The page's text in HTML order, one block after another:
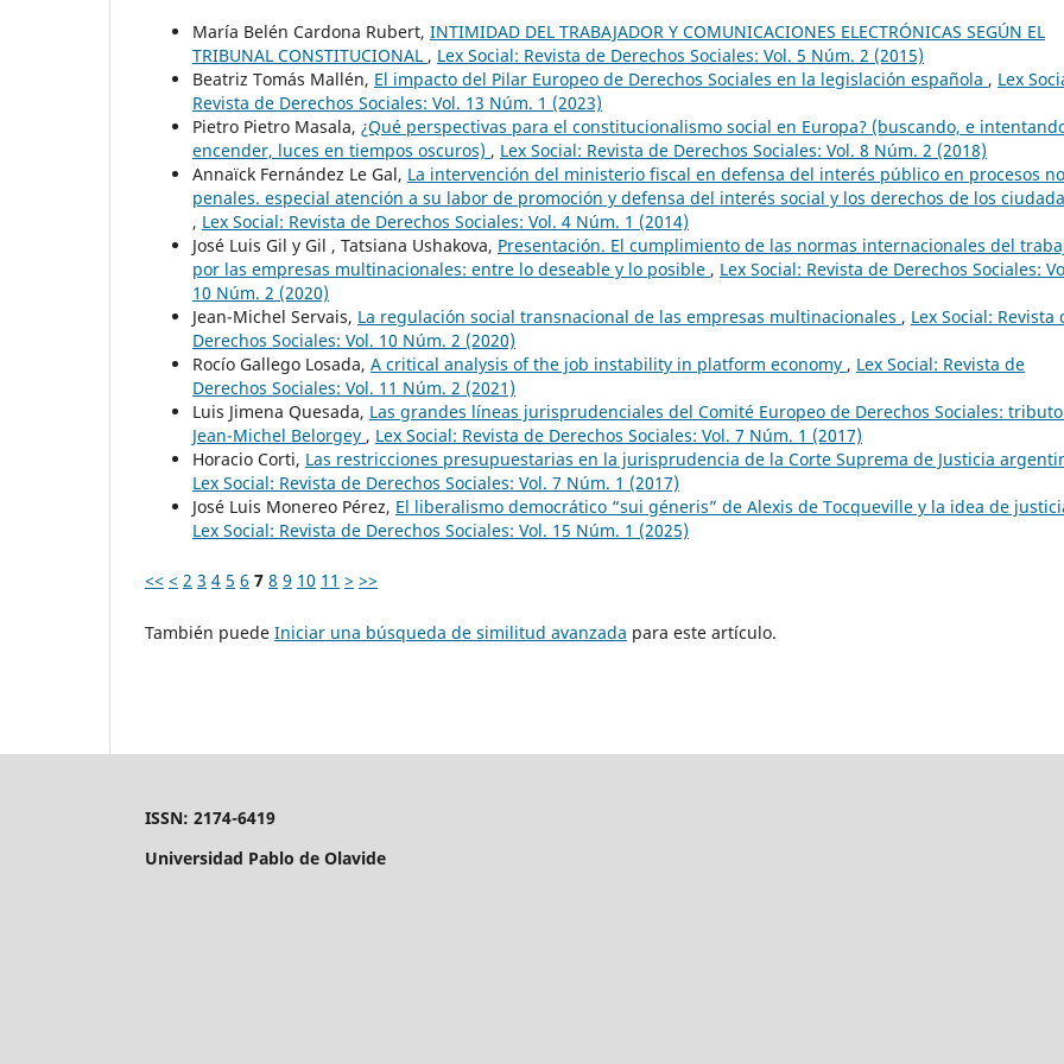
María Belén Cardona Rubert, INTIMIDAD DEL TRABAJADOR Y COMUNICACIONES ELECTRÓNICAS SEGÚN EL
TRIBUNAL CONSTITUCIONAL , Lex Social: Revista de Derechos Sociales: Vol. 5 Núm. 2 (2015)
Beatriz Tomás Mallén, El impacto del Pilar Europeo de Derechos Sociales en la legislación española , Lex
Revista de Derechos Sociales: Vol. 13 Núm. 1 (2023)
Pietro Pietro Masala, ¿Qué perspectivas para el constitucionalismo social en Europa? (buscando, e
encender, luces en tiempos oscuros) , Lex Social: Revista de Derechos Sociales: Vol. 8 Núm. 2 (2018)
Annaïck Fernández Le Gal, La intervención del ministerio fiscal en defensa del interés público en procesos no
penales. especial atención a su labor de promoción y defensa del interés social y los derechos de los
, Lex Social: Revista de Derechos Sociales: Vol. 4 Núm. 1 (2014)
José Luis Gil y Gil , Tatsiana Ushakova, Presentación. El cumplimiento de las normas internacionales del
por las empresas multinacionales: entre lo deseable y lo posible , Lex Social: Revista de Derechos Sociales:
10 Núm. 2 (2020)
Jean-Michel Servais, La regulación social transnacional de las empresas multinacionales , Lex Social: Revista
Derechos Sociales: Vol. 10 Núm. 2 (2020)
Rocío Gallego Losada, A critical analysis of the job instability in platform economy , Lex Social: Revista de
Derechos Sociales: Vol. 11 Núm. 2 (2021)
Luis Jimena Quesada, Las grandes líneas jurisprudenciales del Comité Europeo de Derechos Sociales:
Jean-Michel Belorgey , Lex Social: Revista de Derechos Sociales: Vol. 7 Núm. 1 (2017)
Horacio Corti, Las restricciones presupuestarias en la jurisprudencia de la Corte Suprema de Justicia
Lex Social: Revista de Derechos Sociales: Vol. 7 Núm. 1 (2017)
José Luis Monereo Pérez, El liberalismo democrático “sui géneris” de Alexis de Tocqueville y la idea de
Lex Social: Revista de Derechos Sociales: Vol. 15 Núm. 1 (2025)
<< < 2 3 4 5 6 7 8 9 10 11 > >>
También puede Iniciar una búsqueda de similitud avanzada para este artículo.
ISSN: 2174-6419
Universidad Pablo de Olavide